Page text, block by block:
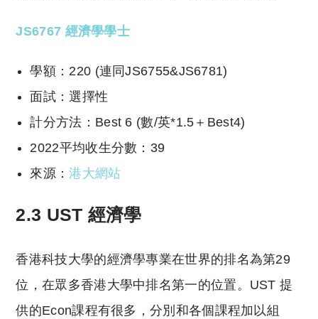
JS6767 經濟學學士
學額：220 (連同JS6755&JS6781)
面試：選擇性
計分方法：Best 6 (數/英*1.5＋Best4)
2022平均收生分數：39
來源：港大網站
2.3 UST 經濟學
香港科技大學的經濟學專業在世界的排名為第29
位，在眾多香港大學中排名第一的位置。UST 提
供的Econ課程有很多，分別和各個課程加以組